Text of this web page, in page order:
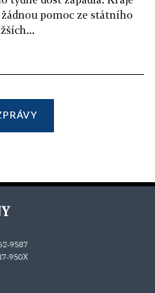
pomoc ze státního
9587
950X